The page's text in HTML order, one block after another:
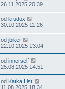
26.11.2025 20:39
od krudox
30.10.2025 11:26
od jbiker
22.10.2025 13:04
od innerself
25.08.2025 14:51
od Katka List
11.08.2025 18:34